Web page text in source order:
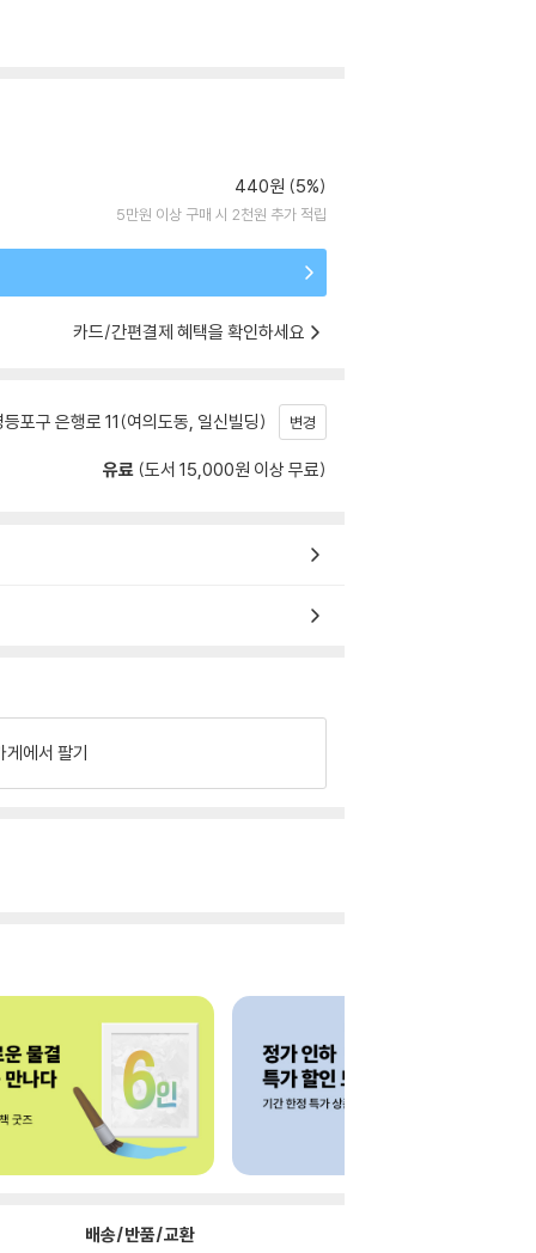
440원 (5%)
5만원 이상 구매 시 2천원 추가 적립
카드/간편결제 혜택을 확인하세요
포구 은행로 11(여의도동, 일신빌딩) 변경
유료 (도서 15,000원 이상 무료)
게에서 팔기
배송/반품/교환